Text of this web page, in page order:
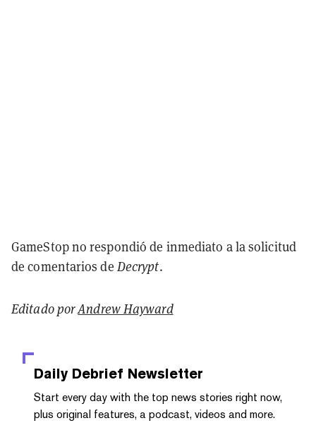
GameStop no respondió de inmediato a la solicitud
de comentarios de Decrypt.
Editado porAndrew Hayward
Daily Debrief Newsletter
Start every day with the top news stories right now,
plus original features, a podcast, videos and more.